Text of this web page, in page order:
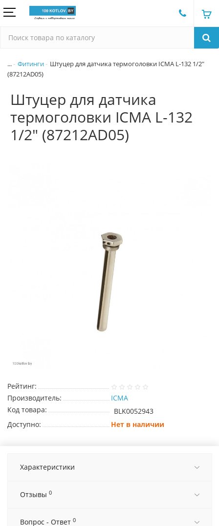
... Фитинги
Штуцер для датчика термоголовки ICMA L-132 1/2"
(87212AD05)
Штуцер для датчика
термоголовки ICMA L-132
1/2" (87212AD05)
Рейтинг:
Производитель:
ICMA
Код товара:
BLK0052943
Доступно:
Нет в наличии
Характеристики
Отзывы 0
Вопрос - Ответ 0